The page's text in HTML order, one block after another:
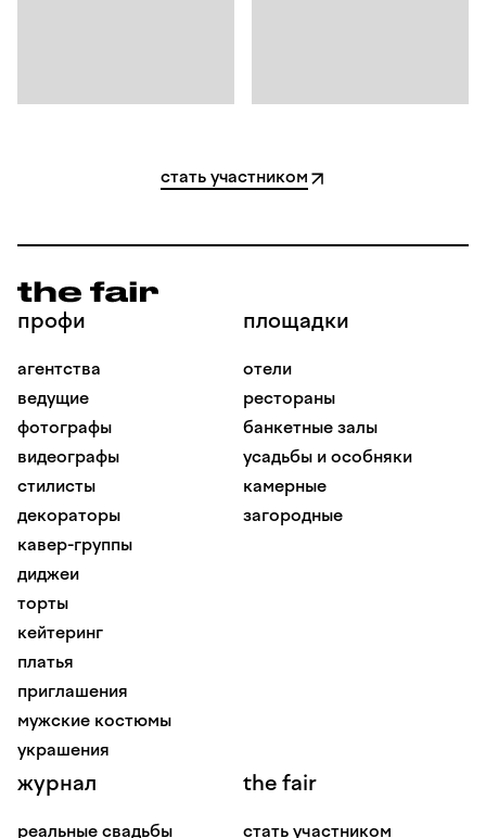
стать участником
профи
агентства
ведущие
фотографы
видеографы
стилисты
декораторы
кавер-группы
диджеи
торты
кейтеринг
платья
приглашения
мужские костюмы
украшения
площадки
отели
рестораны
банкетные залы
усадьбы и особняки
камерные
загородные
журнал
реальные свадьбы
the fair
стать участником